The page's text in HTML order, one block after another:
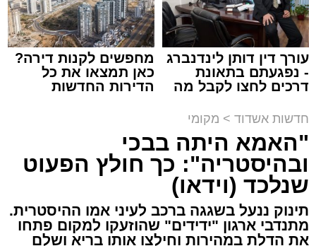
מאשדוד למודיעין, לאחר שוויכוח מילוליות בין הנהג
לאחד הנוסעים הידרדר במהירות לאלימות קשה
שזרעה פאניקה רבה בקרב הנוסעים. הסיפור
והתיעוד פורסמו לראשונה בקבוצות חמ"ל אשדוד.
הנסיעה על אחד הנוסעים, איבד שליטה ובצעד
דרמטי ואלים ניפץ את שמשת האוטובוס.
המעשה האלים גרם להתרסקות זכוכיות ולרגעים
של אימה בתוך כלי הרכב. ילדים רבים ונוסעים
אחרים שהיו על האוטובוס לקו בטראומה, פרצו
בבכי היסטרי ונאלצו לחוות רגעים של חרדה
עמוקה בעיצומה של הנסיעה בכביש.
עורך דין דותן לינדנברג
- נפגעתם בתאונת
דרכים לחצו לקבל מה
מחפשים לקנות דירה?
כאן תמצאו את כל
הדירות החדשות
חדשות אשדוד > מקומי
"האמא היתה בבכי
ובהיסטריה": כך חולץ הפעוט
שנלכד (וידאו)
תינוק ננעל בשגגה ברכב לעיני אמו ההיסטרית.
מתנדבי ארגון "ידידים" שהוזעקו למקום פתחו
את הדלת במהירות וחילצו אותו בריא ושלם